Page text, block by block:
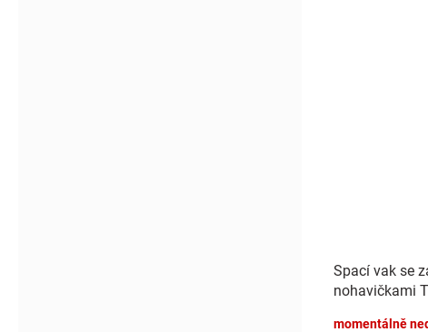
Spací vak se
nohavičkami
momentálně